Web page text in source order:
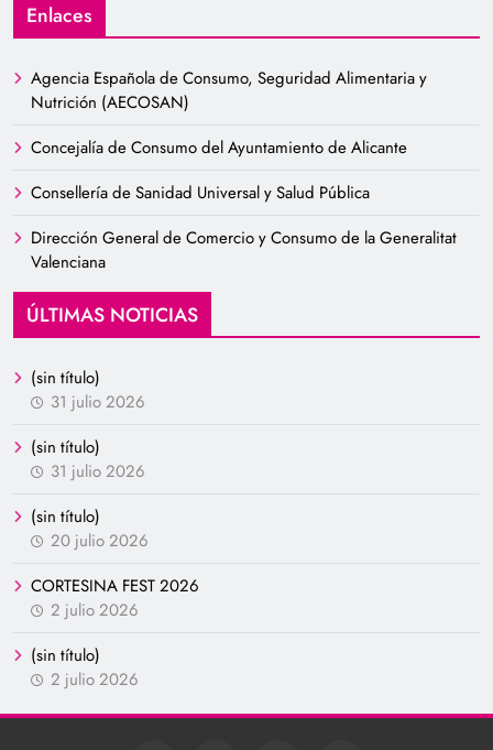
Enlaces
Agencia Española de Consumo, Seguridad Alimentaria y
Nutrición (AECOSAN)
Concejalía de Consumo del Ayuntamiento de Alicante
Consellería de Sanidad Universal y Salud Pública
Dirección General de Comercio y Consumo de la Generalitat
Valenciana
ÚLTIMAS NOTICIAS
(sin título)
31 julio 2026
(sin título)
31 julio 2026
(sin título)
20 julio 2026
CORTESINA FEST 2026
2 julio 2026
(sin título)
2 julio 2026